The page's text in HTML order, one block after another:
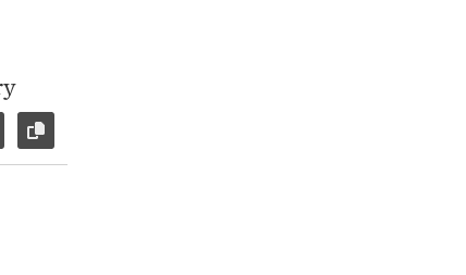
Facebook Messenger
via E-Mail
Copy link to page